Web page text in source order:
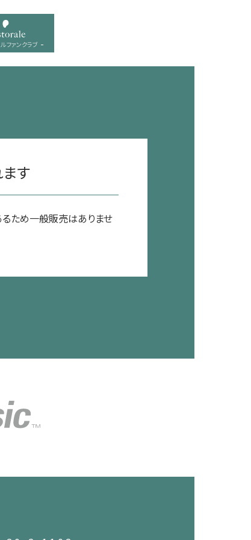
ファンクラブ
す
るため一般販売はありませ